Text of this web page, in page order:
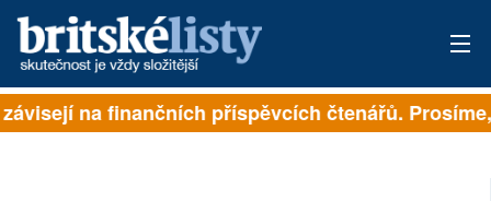
PŘIHLÁSIT
na finančních příspěvcích čtenářů. Prosíme,